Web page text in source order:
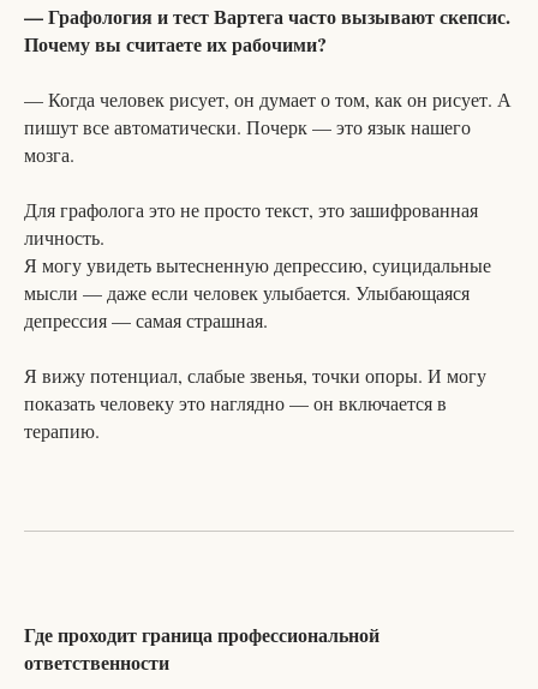
— Графология и тест Вартега часто вызывают скепсис.
Почему вы считаете их рабочими?
— Когда человек рисует, он думает о том, как он рисует. А
пишут все автоматически. Почерк — это язык нашего
мозга.
Для графолога это не просто текст, это зашифрованная
личность.
Я могу увидеть вытесненную депрессию, суицидальные
мысли — даже если человек улыбается. Улыбающаяся
депрессия — самая страшная.
Я вижу потенциал, слабые звенья, точки опоры. И могу
показать человеку это наглядно — он включается в
терапию.
Где проходит граница профессиональной
ответственности